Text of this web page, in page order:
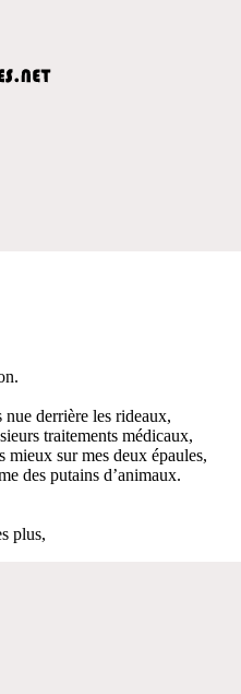
derrière les rideaux,
traitements médicaux,
mieux sur mes deux épaules,
des putains d’animaux.
plus,